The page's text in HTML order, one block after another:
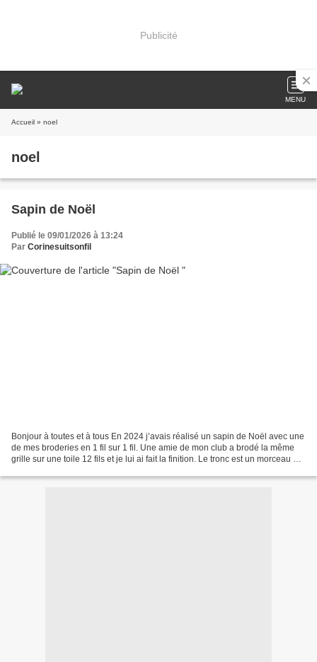
Publicité
MENU
Accueil » noel
noel
Sapin de Noël
Publié le 09/01/2026 à 13:24
Par Corinesuitsonfil
Bonjour à toutes et à tous En 2024 j’avais réalisé un sapin de Noël avec une
de mes broderies en 1 fil sur 1 fil. Une amie de mon club a brodé la même
grille sur une toile 12 fils et je lui ai fait la finition. Le tronc est un morceau de